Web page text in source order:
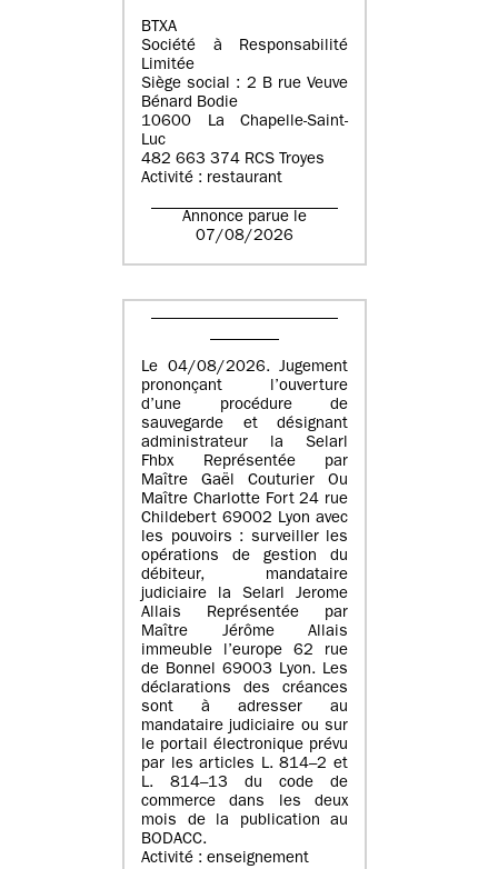
BTXA
Société à Responsabilité
Limitée
Siège social : 2 B rue Veuve
Bénard Bodie
10600 La Chapelle-Saint-
Luc
482 663 374 RCS Troyes
Activité : restaurant
Annonce parue le
07/08/2026
Le 04/08/2026. Jugement
prononçant l’ouverture
d’une procédure de
sauvegarde et désignant
administrateur la Selarl
Fhbx Représentée par
Maître Gaël Couturier Ou
Maître Charlotte Fort 24 rue
Childebert 69002 Lyon avec
les pouvoirs : surveiller les
opérations de gestion du
débiteur, mandataire
judiciaire la Selarl Jerome
Allais Représentée par
Maître Jérôme Allais
immeuble l’europe 62 rue
de Bonnel 69003 Lyon. Les
déclarations des créances
sont à adresser au
mandataire judiciaire ou sur
le portail électronique prévu
par les articles L. 814–2 et
L. 814–13 du code de
commerce dans les deux
mois de la publication au
BODACC.
Activité : enseignement